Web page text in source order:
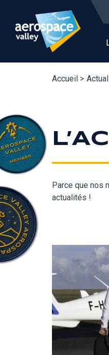
contenu
principal
Accueil >
Parce que nos
actualités !